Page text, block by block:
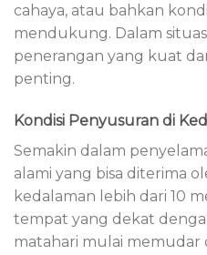
cahaya, atau bahkan
mendukung. Dalam
penerangan yang kuat
penting.
Kondisi Penyusuran di
Semakin dalam
alami yang bisa diterima
kedalaman lebih dari 10
tempat yang dekat
matahari mulai